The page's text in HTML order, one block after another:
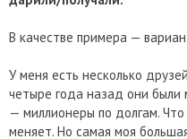
В качестве примера —
У меня есть несколько
четыре года назад они были
— миллионеры по долгам.
меняет. Но самая моя